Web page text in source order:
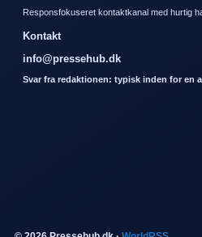
Responsfokuseret kontaktkanal med hurtig
Kontakt
info@pressehub.dk
Svar fra redaktionen: typisk inden for en